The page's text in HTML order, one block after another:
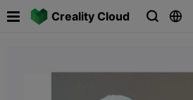
Creality Cloud  